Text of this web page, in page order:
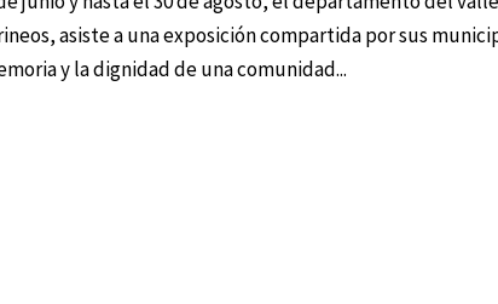
asiste a una exposición compartida por sus
y la dignidad de una comunidad...